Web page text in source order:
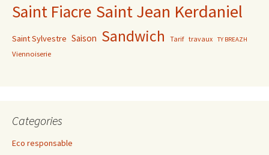
Saint Fiacre Saint Jean Kerdaniel
Saint Sylvestre Saison Sandwich Tarif travaux TY BREAZH
Viennoiserie
Categories
Eco responsable